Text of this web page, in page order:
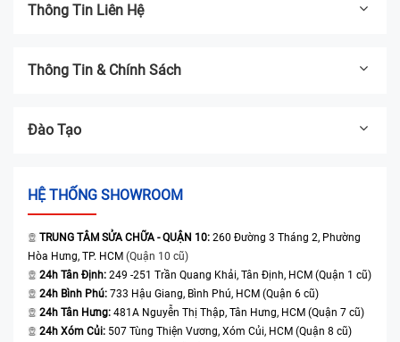
Thông Tin Liên Hệ
Thông Tin & Chính Sách
Đào Tạo
HỆ THỐNG SHOWROOM
TRUNG TÂM SỬA CHỮA - QUẬN 10: 260 Đường 3 Tháng 2, Phường
Hòa Hưng, TP. HCM (Quận 10 cũ)
24h Tân Định: 249 -251 Trần Quang Khải, Tân Định, HCM (Quận 1 cũ)
24h Bình Phú: 733 Hậu Giang, Bình Phú, HCM (Quận 6 cũ)
24h Tân Hưng: 481A Nguyễn Thị Thập, Tân Hưng, HCM (Quận 7 cũ)
24h Xóm Củi: 507 Tùng Thiện Vương, Xóm Củi, HCM (Quận 8 cũ)